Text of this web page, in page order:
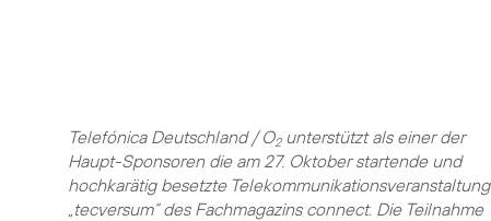
Telefónica Deutschland / O2unterstützt als einer der
Haupt-Sponsoren die am 27. Oktober startende und
hochkarätig besetzte Telekommunikations­veranstaltung
„tecversum“ des Fachmagazins connect. Die Teilnahme